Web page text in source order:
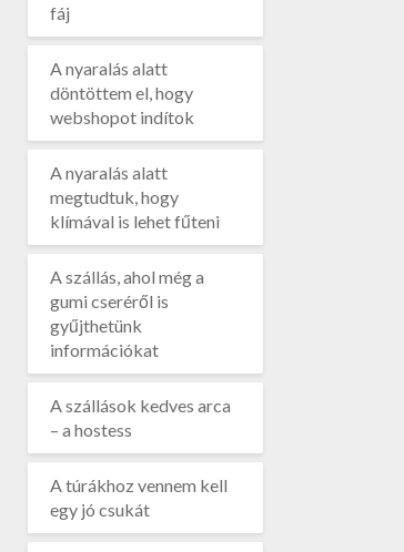
fáj
A nyaralás alatt
döntöttem el, hogy
webshopot indítok
A nyaralás alatt
megtudtuk, hogy
klímával is lehet fűteni
A szállás, ahol még a
gumi cseréről is
gyűjthetünk
információkat
A szállások kedves arca
– a hostess
A túrákhoz vennem kell
egy jó csukát